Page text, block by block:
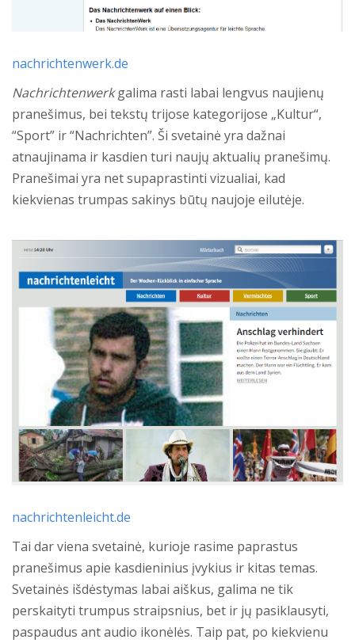
nachrichtenwerk.de
Nachrichtenwerkgalima rasti labai lengvus naujienų
pranešimus, bei tekstų trijose kategorijose „Kultur“,
“Sport” ir “Nachrichten”. Ši svetainė yra dažnai
atnaujinama ir kasdien turi naujų aktualių pranešimų.
Pranešimai yra net supaprastinti vizualiai, kad
kiekvienas trumpas sakinys būtų naujoje eilutėje.
nachrichtenleicht.de
Tai dar viena svetainė, kurioje rasime paprastus
pranešimus apie kasdieninius įvykius ir kitas temas.
Svetainės išdėstymas labai aiškus, galima ne tik
perskaityti trumpus straipsnius, bet ir jų pasiklausyti,
paspaudus ant audio ikonėlės. Taip pat, po kiekvienu